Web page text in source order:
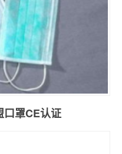
口罩CE认证